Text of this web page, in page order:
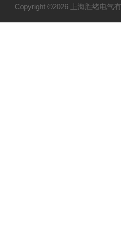
Copyright ©2026 上海胜绪电气